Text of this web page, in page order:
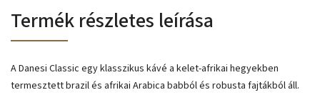
Termék részletes leírása
A Danesi Classic egy klasszikus kávé a kelet-afrikai hegyekben
termesztett brazil és afrikai Arabica babból és robusta fajtákból áll.